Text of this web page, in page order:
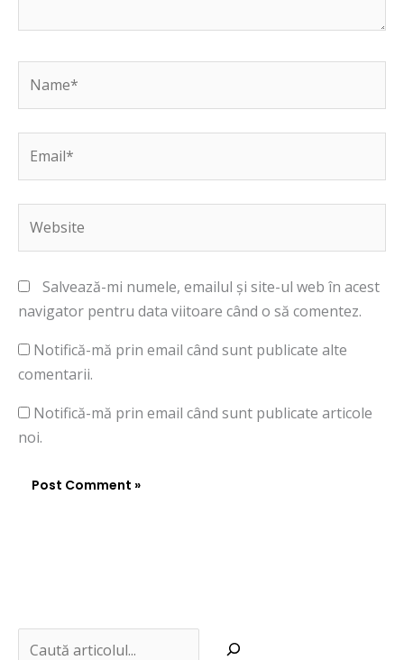
Salvează-mi numele, emailul și site-ul web în acest
navigator pentru data viitoare când o să comentez.
Notifică-mă prin email când sunt publicate alte
comentarii.
Notifică-mă prin email când sunt publicate articole
noi.
Tastează emailul tău...